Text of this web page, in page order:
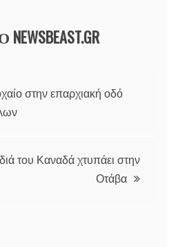
NEWSBEAST.GR
στην επαρχιακή οδό
του Καναδά χτυπάει στην
Οτάβα